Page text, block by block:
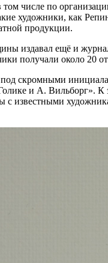
том числе по
художники, как
продукции.
издавал ещё и
получали около 20
скромными
и А. Вильборг».
с известными